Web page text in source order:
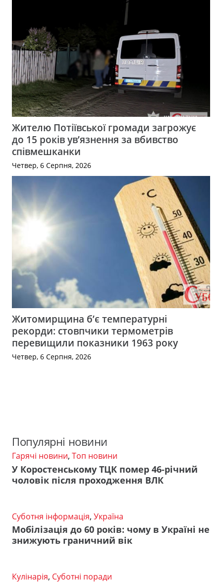
Жителю Потіївської громади загрожує
до 15 років ув’язнення за вбивство
співмешканки
Четвер, 6 Серпня, 2026
Житомирщина б’є температурні
рекорди: стовпчики термометрів
перевищили показники 1963 року
Четвер, 6 Серпня, 2026
Популярні новини
Гарячі новини, Топ новини
У Коростенському ТЦК помер 46-річний
чоловік після проходження ВЛК
Суботня інформація, Україна
Мобілізація до 60 років: чому в Україні не
знижують граничний вік
Кулінарія, Суботні поради